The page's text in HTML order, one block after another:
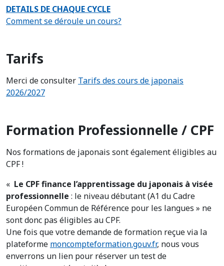
DETAILS DE CHAQUE CYCLE
Comment se déroule un cours?
Tarifs
Merci de consulter Tarifs des cours de japonais
2026/2027
Formation Professionnelle / CPF
Nos formations de japonais sont également éligibles au
CPF !
« Le CPF finance l’apprentissage du japonais à visée
professionnelle : le niveau débutant (A1 du Cadre
Européen Commun de Référence pour les langues » ne
sont donc pas éligibles au CPF.
Une fois que votre demande de formation reçue via la
plateforme moncompteformation.gouv.fr, nous vous
enverrons un lien pour réserver un test de